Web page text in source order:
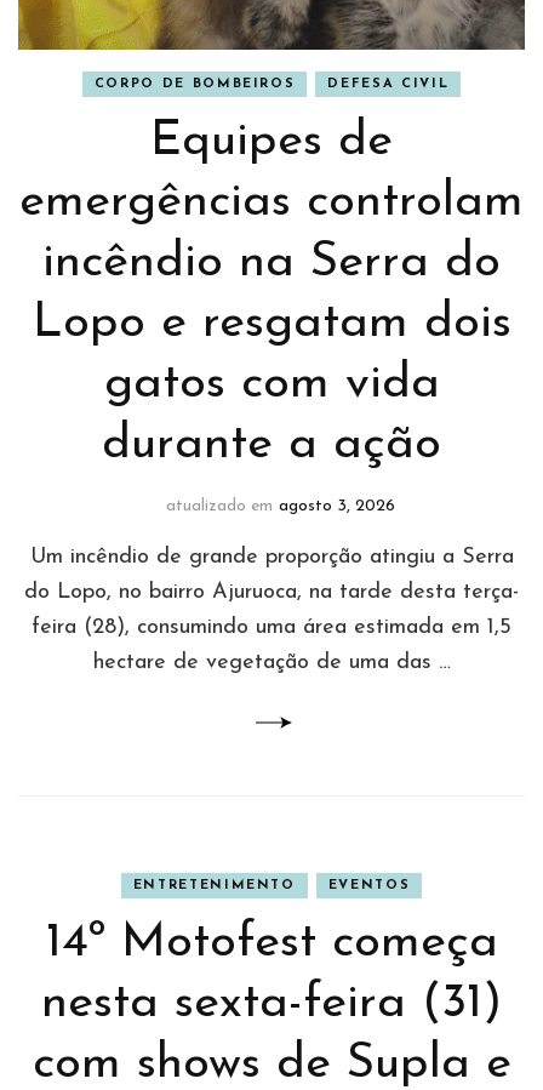
CORPO DE BOMBEIROS DEFESA CIVIL
Equipes de
emergências controlam
incêndio na Serra do
Lopo e resgatam dois
gatos com vida
durante a ação
atualizado em agosto 3, 2026
Um incêndio de grande proporção atingiu a Serra
do Lopo, no bairro Ajuruoca, na tarde desta terça-
feira (28), consumindo uma área estimada em 1,5
hectare de vegetação de uma das …
ENTRETENIMENTO EVENTOS
14º Motofest começa
nesta sexta-feira (31)
com shows de Supla e